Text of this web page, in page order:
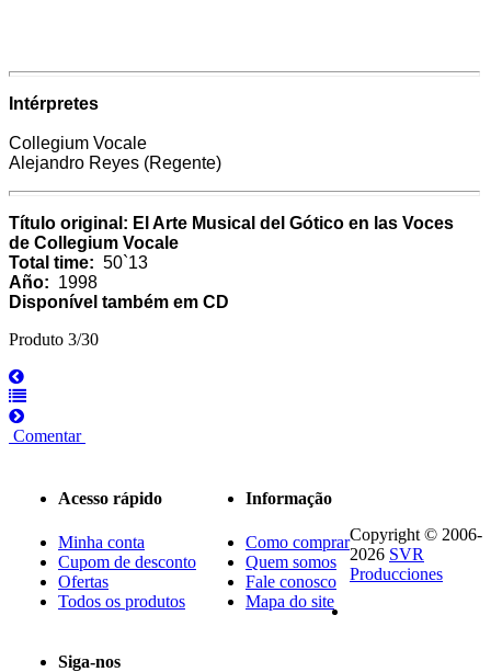
Intérpretes
Collegium Vocale
Alejandro Reyes (Regente)
Título original: El Arte Musical del Gótico en las Voces
de Collegium Vocale
Total time: 50`13
Año: 1998
Disponível também em CD
Produto 3/30
Comentar
Acesso rápido
Minha conta
Cupom de desconto
Ofertas
Todos os produtos
Informação
Como comprar
Quem somos
Fale conosco
Mapa do site
Siga-nos
Copyright © 2006-
2026 SVR
Producciones